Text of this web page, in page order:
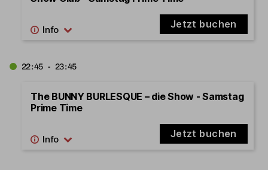
Jetzt buchen
22:45 - 23:45
The BUNNY BURLESQUE – die Show - Samstag
Prime Time
Jetzt buchen